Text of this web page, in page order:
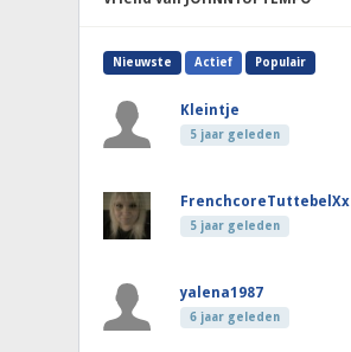
Nieuwste Actief Populair
Kleintje
5 jaar geleden
FrenchcoreTuttebelXx
5 jaar geleden
yalena1987
6 jaar geleden